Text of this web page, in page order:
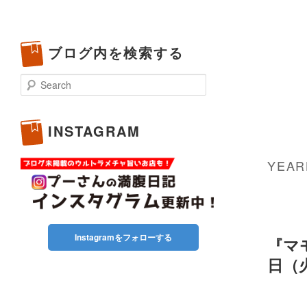
『
日（
ブログ内を検索する
Search
INSTAGRAM
Instagramをフォローする